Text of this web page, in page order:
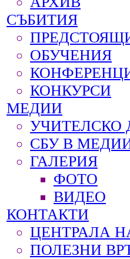
СЪБИТИЯ
ОБУЧЕНИЯ
КОНКУРСИ
МЕДИИ
УЧИТЕЛСКО
СБУ В
ГАЛЕРИЯ
ФОТО
ВИДЕО
КОНТАКТИ
ЦЕНТРАЛА
ПОЛЕЗНИ